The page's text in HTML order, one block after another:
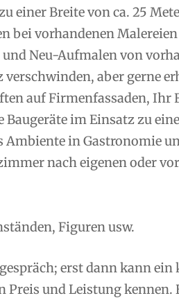
einer Breite von ca. 25
bei vorhandenen
Neu-Aufmalen von
aber gerne
auf Firmenfassaden,
im Einsatz zu
in Gastronomie
nach eigenen oder
Figuren usw.
erst dann kann
Preis und Leistung kennen.